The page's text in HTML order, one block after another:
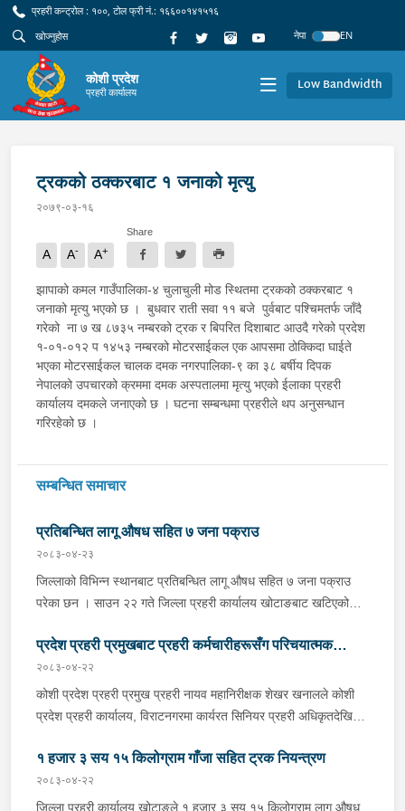
प्रहरी कन्ट्रोल : १००, टोल फ्री नं.: १६६००१४१५१६
नेपा
EN
कोशी प्रदेश
प्रहरी कार्यालय Low Bandwidth
ट्रकको ठक्करबाट १ जनाको मृत्यु
२०७९-०३-१६
A A- A+
Share
झापाको कमल गाउँपालिका-४ चुलाचुली मोड स्थितमा ट्रकको ठक्करबाट १
जनाको मृत्यु भएको छ । बुधवार राती सवा ११ बजे पुर्वबाट पश्चिमतर्फ जाँदै
गरेको ना ७ ख ८७३५ नम्बरको ट्रक र बिपरित दिशाबाट आउदै गरेको प्रदेश
१-०१-०१२ प १४५३ नम्बरको मोटरसाईकल एक आपसमा ठोक्किदा घाईते
भएका मोटरसाईकल चालक दमक नगरपालिका-९ का ३८ बर्षीय दिपक
नेपालको उपचारको क्रममा दमक अस्पतालमा मृत्यु भएको ईलाका प्रहरी
कार्यालय दमकले जनाएको छ । घटना सम्बन्धमा प्रहरीले थप अनुसन्धान
गरिरहेको छ ।
सम्बन्धित समाचार
प्रतिबन्धित लागू औषध सहित ७ जना पक्राउ
२०८३-०४-२३
जिल्लाको विभिन्न स्थानबाट प्रतिबन्धित लागू औषध सहित ७ जना पक्राउ
परेका छन । साउन २२ गते जिल्ला प्रहरी कार्यालय खोटाङबाट खटिएको
स्थित मध्यपहाडी लोकमार्गको जंगलमा शंकास्पद अवस्थामा रोकिराखेको
प्र.१-०२-००२ ख ००८३ नम्बरको ट्रक चेकजाँच गर्दा चालक बस्ने भाग र
पछाडिको डालाको बिचमा फल्स बटम बनाई लुकाई छिपाई राखेको अवस्थामा
१३ सय १५ किलो गाँजा फेला पारी ट्रक नियन्त्रणमा लिएको छ । त्यसैगरी
संयुक्त टोलीले मोरङको विराटनगर महानगरपालिका-१५ सुनसरी आयल्स
ट्रेडर्स अगाडिबाट भारत बिहार अररिया जिल्ला जोगवनी बस्ने २२ वर्षीय
साहिल पाण्डे र मोरङ बेलबारी नगरपालिका-११ बस्ने ५३ वर्षीय प्रकाश
प्रदेश प्रहरी प्रमुखबाट प्रहरी कर्मचारीहरूसँग परिचयात्मक
भेटघाट तथा अन्तरक्रिया
२०८३-०४-२२
कोशी प्रदेश प्रहरी प्रमुख प्रहरी नायव महानिरीक्षक शेखर खनालले कोशी
प्रदेश प्रहरी कार्यालय, विराटनगरमा कार्यरत सिनियर प्रहरी अधिकृतदेखि
अन्तरक्रिया गर्नुभएको छ । साउन २२ गते कोशी प्रदेश प्रहरी कार्यालयको
सभाहलमा आयोजित कार्यक्रममा उहाँले अन्तरक्रियाका क्रममा प्रहरी
कर्मचारीहरूले उठाएका समस्या, गुनासा, जिज्ञासा तथा सुझावहरूलाई
१ हजार ३ सय १५ किलोग्राम गाँजा सहित ट्रक नियन्त्रण
२०८३-०४-२२
जिल्ला प्रहरी कार्यालय खोटाङले १ हजार ३ सय १५ किलोग्राम लागू औषध